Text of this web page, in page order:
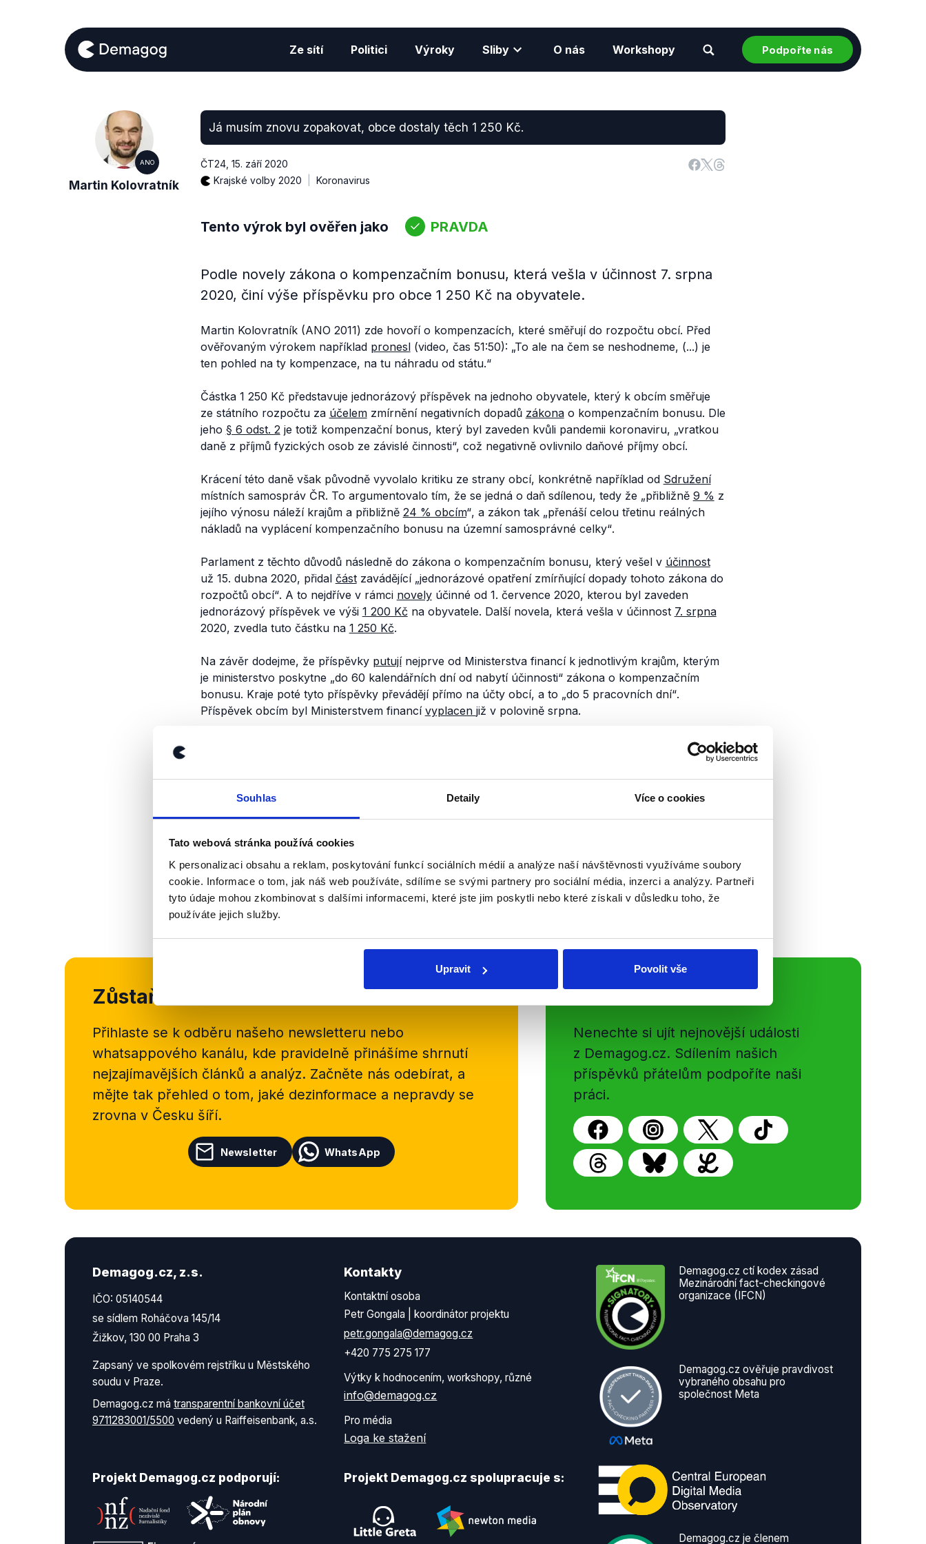
Souhlas Detaily Více o cookies
Tato webová stránka používá cookies
K personalizaci obsahu a reklam, poskytování funkcí sociálních médií a analýze naší návštěvnosti využíváme soubory
cookie. Informace o tom, jak náš web používáte, sdílíme se svými partnery pro sociální média, inzerci a analýzy. Partneři
tyto údaje mohou zkombinovat s dalšími informacemi, které jste jim poskytli nebo které získali v důsledku toho, že
používáte jejich služby.
Upravit Povolit vše
Ze sítí Politici Výroky Sliby O nás Workshopy Podpořte nás
ANO
Martin Kolovratník
Já musím znovu zopakovat, obce dostaly těch 1 250 Kč.
ČT24, 15. září 2020
Krajské volby 2020
Koronavirus
Tento výrok byl ověřen jako PRAVDA
Podle novely zákona o kompenzačním bonusu, která vešla v účinnost 7. srpna
2020, činí výše příspěvku pro obce 1 250 Kč na obyvatele.
Martin Kolovratník (ANO 2011) zde hovoří o kompenzacích, které směřují do rozpočtu obcí. Před
ověřovaným výrokem například pronesl(video, čas 51:50): „To ale na čem se neshodneme, (...) je
ten pohled na ty kompenzace, na tu náhradu od státu.“
Částka 1 250 Kč představuje jednorázový příspěvek na jednoho obyvatele, který k obcím směřuje
ze státního rozpočtu za účelemzmírnění negativních dopadů zákonao kompenzačním bonusu. Dle
jeho § 6 odst. 2je totiž kompenzační bonus, který byl zaveden kvůli pandemii koronaviru, „vratkou
daně z příjmů fyzických osob ze závislé činnosti“, což negativně ovlivnilo daňové příjmy obcí.
Krácení této daně však původně vyvolalo kritiku ze strany obcí, konkrétně například od Sdružení
místních samospráv ČR. To argumentovalo tím, že se jedná o daň sdílenou, tedy že „přibližně 9 % z
jejího výnosu náleží krajům a přibližně 24 % obcím“, a zákon tak „přenáší celou třetinu reálných
nákladů na vyplácení kompenzačního bonusu na územní samosprávné celky“.
Parlament z těchto důvodů následně do zákona o kompenzačním bonusu, který vešel v účinnost
už 15. dubna 2020, přidal částzavádějící „jednorázové opatření zmírňující dopady tohoto zákona do
rozpočtů obcí“. A to nejdříve v rámci novelyúčinné od 1. července 2020, kterou byl zaveden
jednorázový příspěvek ve výši 1 200 Kčna obyvatele. Další novela, která vešla v účinnost 7. srpna
2020, zvedla tuto částku na 1 250 Kč.
Na závěr dodejme, že příspěvky putujínejprve od Ministerstva financí k jednotlivým krajům, kterým
je ministerstvo poskytne „do 60 kalendářních dní od nabytí účinnosti“ zákona o kompenzačním
bonusu. Kraje poté tyto příspěvky převádějí přímo na účty obcí, a to „do 5 pracovních dní“.
Příspěvek obcím byl Ministerstvem financí vyplacen již v polovině srpna.
OVĚŘENO
Předvolební debata: Pardubický kraj
22. září 2020
Jan Foldyna (KSČM), Robert Hrdina (Strana
zelených), Martin Kolovratník (ANO), Michal...
Číst dál
Zůstaňme v kontaktu
Přihlaste se k odběru našeho newsletteru nebo
whatsappového kanálu, kde pravidelně přinášíme shrnutí
nejzajímavějších článků a analýz. Začněte nás odebírat, a
mějte tak přehled o tom, jaké dezinformace a nepravdy se
zrovna v Česku šíří.
Newsletter WhatsApp
Sociální sítě
Nenechte si ujít nejnovější události
z Demagog.cz. Sdílením našich
příspěvků přátelům podpoříte naši
práci.
Demagog.cz, z.s.
IČO: 05140544
se sídlem Roháčova 145/14
Žižkov, 130 00 Praha 3
Zapsaný ve spolkovém rejstříku u Městského
soudu v Praze.
Demagog.cz má transparentní bankovní účet
9711283001/5500 vedený u Raiffeisenbank, a.s.
Kontakty
Kontaktní osoba
Petr Gongala | koordinátor projektu
petr.gongala@demagog.cz
+420 775 275 177
Výtky k hodnocením, workshopy, různé
info@demagog.cz
Pro média
Loga ke stažení
Projekt Demagog.cz podporují: Projekt Demagog.cz spolupracuje s:
Demagog.cz ctí kodex zásad
Mezinárodní fact-checkingové
organizace (IFCN)
Demagog.cz ověřuje pravdivost
vybraného obsahu pro
společnost Meta
Demagog.cz je členem